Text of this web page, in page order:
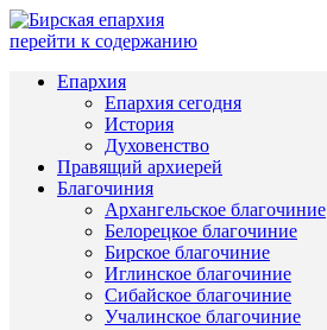
перейти к содержанию
Епархия
Епархия сегодня
История
Духовенство
Правящий архиерей
Благочиния
Архангельское благочиние
Белорецкое благочиние
Бирское благочиние
Иглинское благочиние
Сибайское благочиние
Учалинское благочиние